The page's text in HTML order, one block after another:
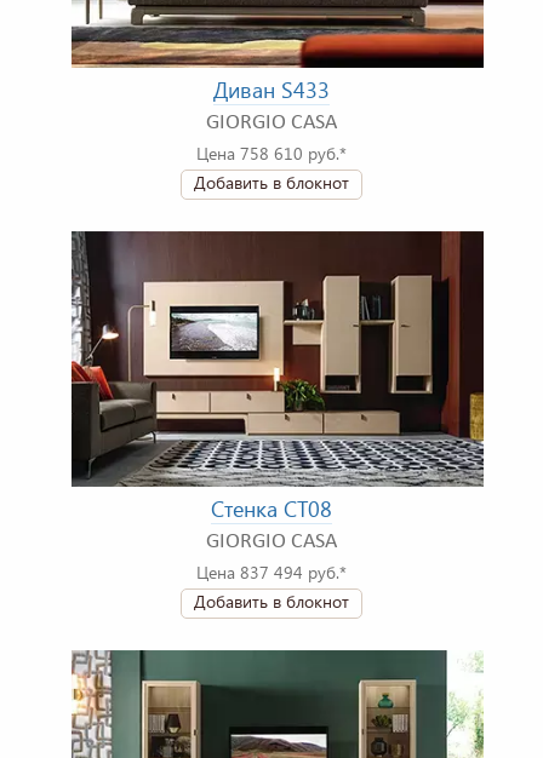
Диван S433
GIORGIO CASA
Цена 758 610 руб.*
Добавить в блокнот
Стенка CT08
GIORGIO CASA
Цена 837 494 руб.*
Добавить в блокнот